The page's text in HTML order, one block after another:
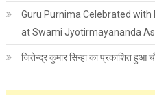
Guru Purnima Celebrated with
at Swami Jyotirmayananda
जितेन्द्र कुमार सिन्हा का प्रकाशित हुआ